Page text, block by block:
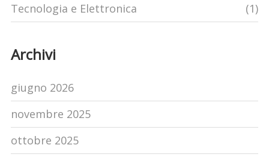
Tecnologia e Elettronica
(1)
Archivi
giugno 2026
novembre 2025
ottobre 2025